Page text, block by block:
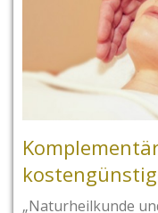
„Naturheilkunde